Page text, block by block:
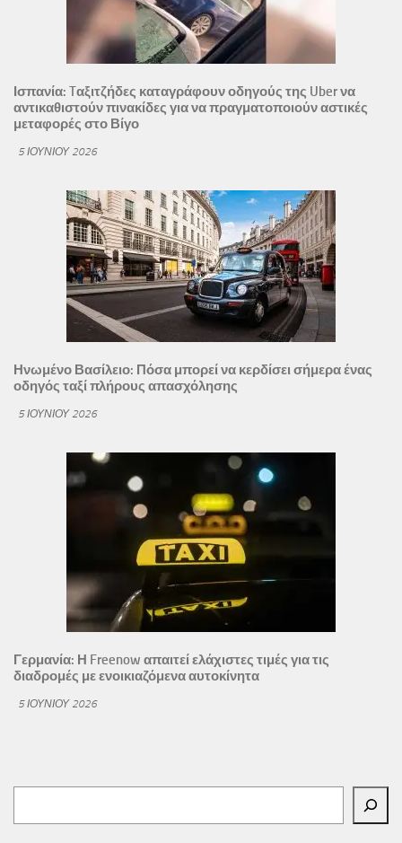
Ισπανία: Tαξιτζήδες καταγράφουν οδηγούς της Uber να
αντικαθιστούν πινακίδες για να πραγματοποιούν αστικές
μεταφορές στο Βίγο
5 ΙΟΥΝΊΟΥ 2026
Ηνωμένο Βασίλειο: Πόσα μπορεί να κερδίσει σήμερα ένας
οδηγός ταξί πλήρους απασχόλησης
5 ΙΟΥΝΊΟΥ 2026
Γερμανία: Η Freenow απαιτεί ελάχιστες τιμές για τις
διαδρομές με ενοικιαζόμενα αυτοκίνητα
5 ΙΟΥΝΊΟΥ 2026